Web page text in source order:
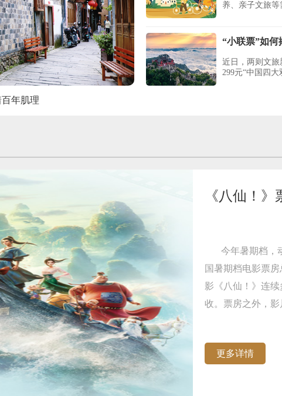
年肌理
养、亲子文旅
“小联票”如何
近日，两则文
299元“中国四
《八仙！
今年暑期档，
国暑期档电影票
影《八仙！》连
收。票房之外，影
更多详情